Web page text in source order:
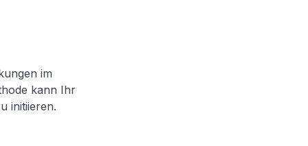
im
kann Ihr
initiieren.